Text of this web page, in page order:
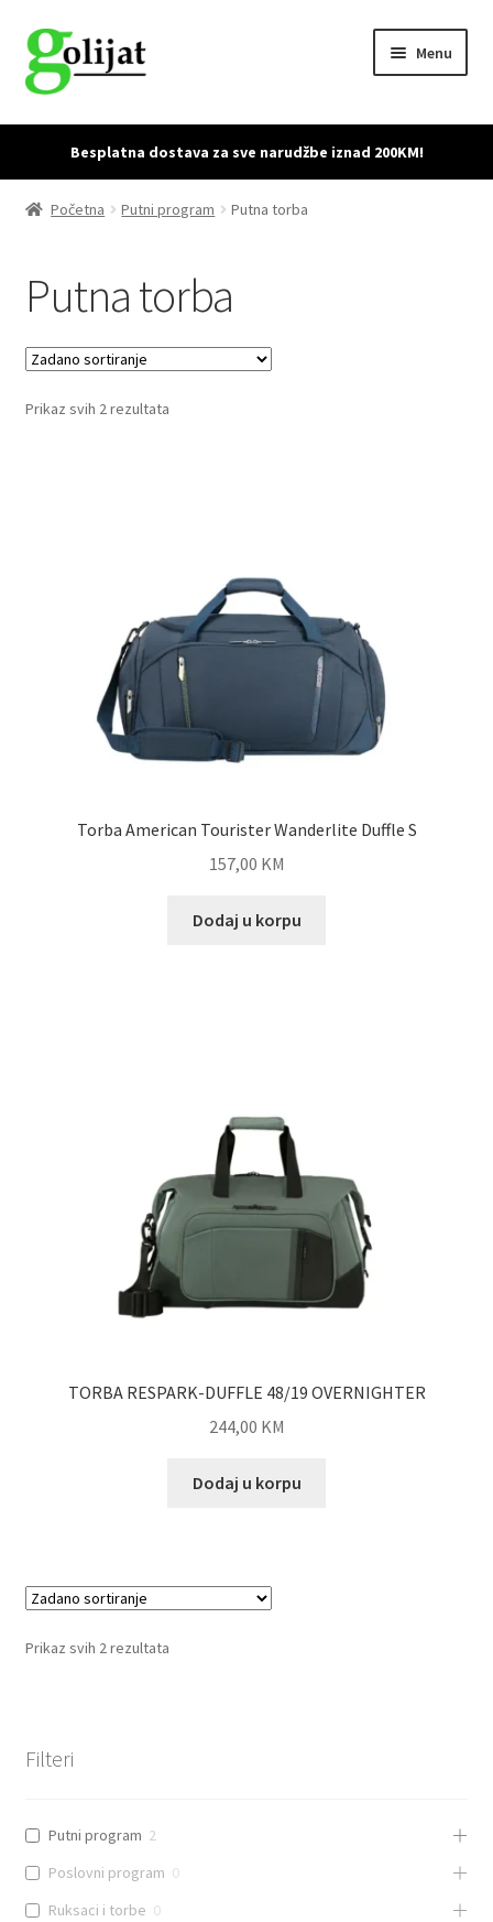
Skip
to
navigation
Skip
to
content
Menu
Početna
Accessories
Checkout
Dostava i povrat proizvoda
My account
Zaštita privatnosti podataka
Besplatna dostava za sve narudžbe iznad 200KM!
Početna Putni program Putna torba
Putna torba
Prikaz svih 2 rezultata
Torba American Tourister Wanderlite Duffle S
157,00 KM
Dodaj u korpu
TORBA RESPARK-DUFFLE 48/19 OVERNIGHTER
244,00 KM
Dodaj u korpu
Prikaz svih 2 rezultata
Filteri
Putni program 2
Poslovni program 0
Ruksaci i torbe 0